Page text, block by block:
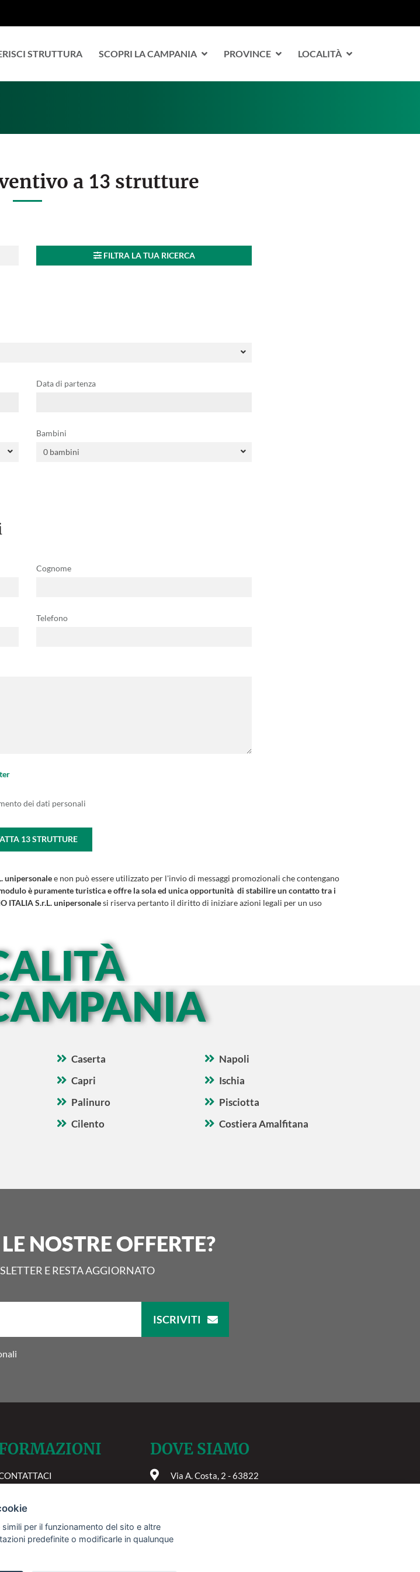
STRUTTURA SCOPRI LA CAMPANIA PROVINCE LOCALITÀ
a 13 strutture
FILTRA LA TUA RICERCA
Data di partenza
Bambini
Cognome
Telefono
dei dati personali
13STRUTTURE
unipersonalee non può essere utilizzato per l'invio di messaggi promozionali che contengano
è puramente turistica e offre la sola ed unica opportunità di stabilire un contatto tra i
ITALIA S.r.L. unipersonalesi riserva pertanto il diritto di iniziare azioni legali per un uso
Caserta
Napoli
Capri
Ischia
Palinuro
Pisciotta
Cilento
Costiera Amalfitana
NOSTRE OFFERTE?
E RESTA AGGIORNATO
ISCRIVITI
COOKIE
DOVE SIAMO
Via A. Costa, 2 - 63822
per il funzionamento del sito e altre
predefinite o modificarle in qualunque